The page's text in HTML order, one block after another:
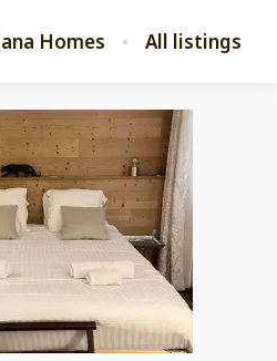
Homes All listings